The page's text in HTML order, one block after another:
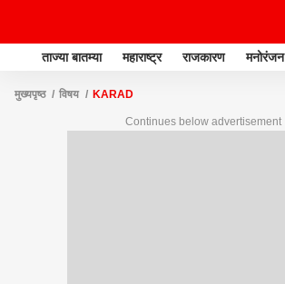
ताज्या बातम्या महाराष्ट्र राजकारण मनोरंजन
मुख्यपृष्ठ विषय KARAD
Continues below advertisement